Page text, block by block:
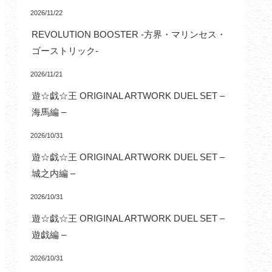
2026/11/22
REVOLUTION BOOSTER -方界・マリンセス・
ゴーストリック-
2026/11/21
遊☆戯☆王 ORIGINAL ARTWORK DUEL SET –
海馬編 –
2026/10/31
遊☆戯☆王 ORIGINAL ARTWORK DUEL SET –
城之内編 –
2026/10/31
遊☆戯☆王 ORIGINAL ARTWORK DUEL SET –
遊戯編 –
2026/10/31